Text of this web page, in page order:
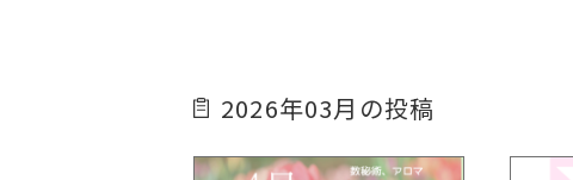
2026年03月の投稿